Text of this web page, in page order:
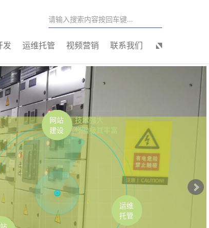
发 运维托管 视频营销 联系我们